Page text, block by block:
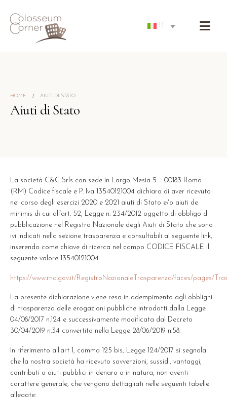
IT
HOME AIUTI DI STATO
Aiuti di Stato
La società C&C Srls con sede in Largo Mesia 5 – 00183 Roma
(RM) Codice fiscale e P. Iva 13540121004 dichiara di aver ricevuto
nel corso degli esercizi 2020 e 2021 aiuti di Stato e/o aiuti de
minimis di cui all’art. 52, Legge n. 234/2012 oggetto di obbligo di
pubblicazione nel Registro Nazionale degli Aiuti di Stato che sono
ivi indicati nella sezione trasparenza e consultabili al seguente link,
inserendo come chiave di ricerca nel campo CODICE FISCALE il
seguente valore 13540121004:
https://www.rna.gov.it/RegistroNazionaleTrasparenza/faces/pages/
La presente dichiarazione viene resa in adempimento agli obblighi
di trasparenza delle erogazioni pubbliche introdotti dalla Legge
04/08/2017 n.124 e successivamente modificata dal Decreto
30/04/2019 n.34 convertito nella Legge 28/06/2019 n.58.
In riferimento all’art 1, comma 125 bis, Legge 124/2017 si segnala
che la nostra società ha ricevuto sovvenzioni, sussidi, vantaggi,
contributi o aiuti pubblici in denaro o in natura, non aventi
carattere generale, che vengono dettagliati nelle seguenti tabelle
allegate: